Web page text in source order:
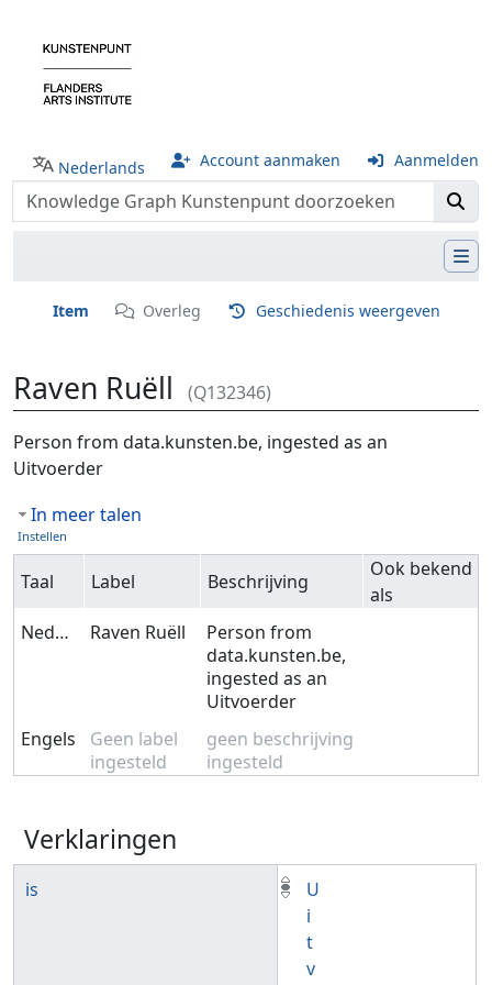
Nederlands Account aanmaken Aanmelden
Item Overleg Geschiedenis weergeven
Raven Ruëll (Q132346)
Ga naar:navigatie,zoeken
Person from data.kunsten.be, ingested as an
Uitvoerder
In meer talen
Instellen
Taal Label Beschrijving
Ook bekend
als
Nederlands
Raven Ruëll
Person from
data.kunsten.be,
ingested as an
Uitvoerder
Engels
Geen label
ingesteld
geen beschrijving
ingesteld
Verklaringen
is
U
i
t
v